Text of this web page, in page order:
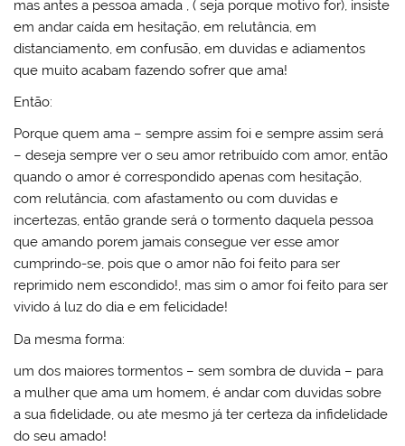
M
ai
o
o
n p
p
c
o
mas antes a pessoa amada , ( seja porque motivo for), insiste
em andar caída em hesitação, em relutância, em
distanciamento, em confusão, em duvidas e adiamentos
que muito acabam fazendo sofrer que ama!
Então:
Porque quem ama – sempre assim foi e sempre assim será
– deseja sempre ver o seu amor retribuído com amor, então
quando o amor é correspondido apenas com hesitação,
com relutância, com afastamento ou com duvidas e
incertezas, então grande será o tormento daquela pessoa
que amando porem jamais consegue ver esse amor
cumprindo-se, pois que o amor não foi feito para ser
reprimido nem escondido!, mas sim o amor foi feito para ser
vivido á luz do dia e em felicidade!
Da mesma forma:
um dos maiores tormentos – sem sombra de duvida – para
a mulher que ama um homem, é andar com duvidas sobre
a sua fidelidade, ou ate mesmo já ter certeza da infidelidade
do seu amado!